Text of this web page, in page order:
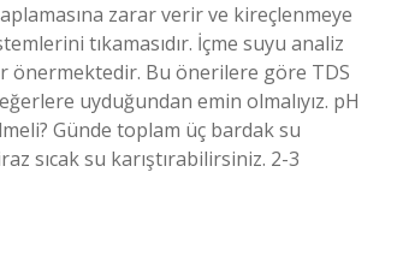
zarar verir ve kireçlenmeye
tıkamasıdır. İçme suyu analiz
önermektedir. Bu önerilere göre TDS
uyduğundan emin olmalıyız. pH
Günde toplam üç bardak su
sıcak su karıştırabilirsiniz. 2-3